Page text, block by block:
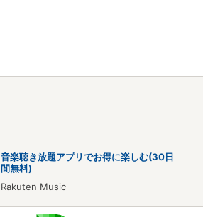
音楽聴き放題アプリでお得に楽しむ(30日
間無料)
Rakuten Music